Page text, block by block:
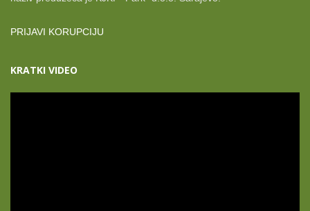
PRIJAVI KORUPCIJU
KRATKI VIDEO